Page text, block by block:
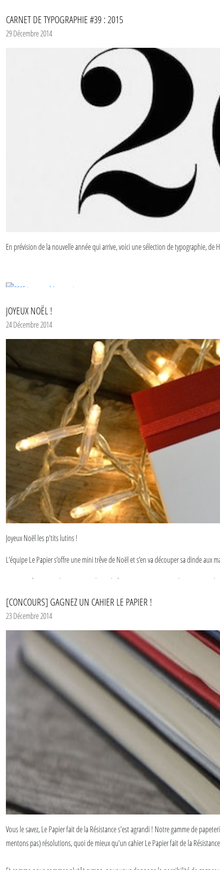
Sélection de typo spéciale 2015
Sélection de typo spéciale Christmas
CARNET DE TYPOGRAPHIE #39 : 2015
29 Décembre 2014
En prévision de la nouvelle année qui arrive, voici une sélection de typographie, de
VOUS AIMEREZ AUSSI
Toutes nos sélections de typographie
Sélection de typo spéciale Christmas
Le café en typographie !
JOYEUX NOËL !
24 Décembre 2014
Joyeux Noël les p'tits lutins !
L’équipe Le Papier s’offre une mini trêve de Noël et s’en va découper sa dinde aux
On en profite, entre deux « tartinades » de foie gras pour vous souhaiter un Noël
Rendez-vous en 2015…un peu plus dodus !
[CONCOURS] GAGNEZ UN CAHIER LE PAPIER !
23 Décembre 2014
Vous le savez, Le Papier fait de la Résistance s'est agrandi ! Notre gamme de
mentons pas) résolutions, quoi de mieux qu'un cahier Le Papier fait de la
Et comme nous sommes plutôt sympa, nous vous donnons la possibilité de gagner